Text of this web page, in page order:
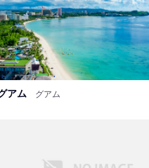
アム グアム